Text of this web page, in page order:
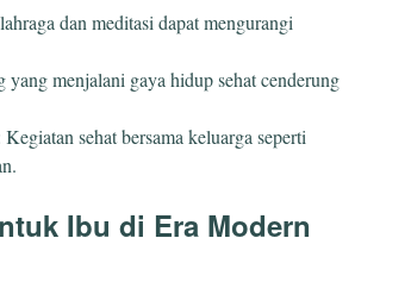
dan meditasi dapat mengurangi
yang menjalani gaya hidup sehat cenderung
Kegiatan sehat bersama keluarga seperti
Ibu di Era Modern